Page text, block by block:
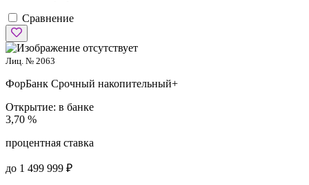
Сравнение
Лиц. № 2063
ФорБанк Срочный накопительный+
Открытие: в банке
3,70 %
процентная ставка
до 1 499 999 ₽